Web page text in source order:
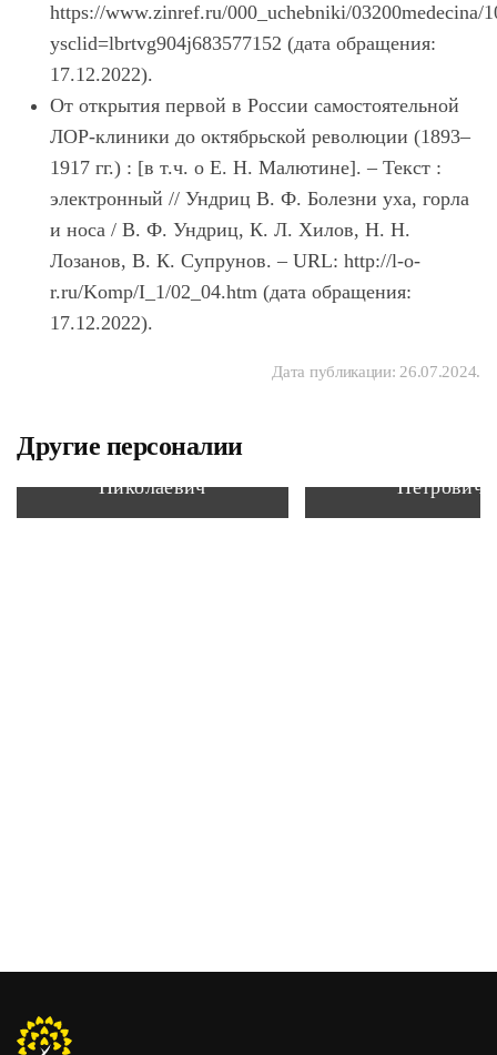
https://www.zinref.ru/000_uchebniki/03200medecina/
ysclid=lbrtvg904j683577152 (дата обращения:
17.12.2022).
От открытия первой в России самостоятельной
ЛОР-клиники до октябрьской революции (1893–
1917 гг.) : [в т.ч. о Е. Н. Малютине]. – Текст :
электронный // Ундриц В. Ф. Болезни уха, горла
и носа / В. Ф. Ундриц, К. Л. Хилов, Н. Н.
Лозанов, В. К. Супрунов. – URL: http://l-o-
r.ru/Komp/I_1/02_04.htm (дата обращения:
17.12.2022).
Дата публикации: 26.07.2024.
Другие персоналии
Иноземцев Евгений
Николаевич
Петрович